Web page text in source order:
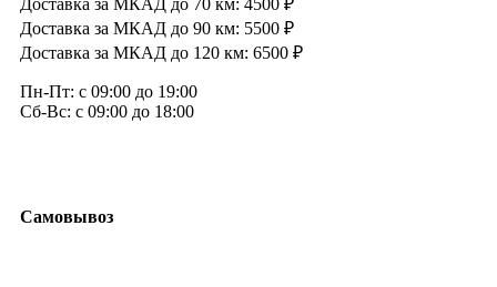
Самовывоз
Доставка за МКАД до 70 км: 4500 ₽
Доставка за МКАД до 90 км: 5500 ₽
Доставка за МКАД до 120 км: 6500 ₽
Пн-Пт: с 09:00 до 19:00
Сб-Вс: с 09:00 до 18:00